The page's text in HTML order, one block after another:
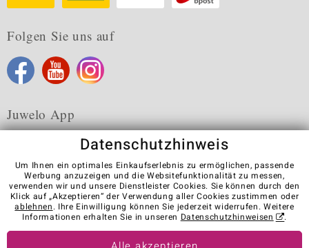
Folgen Sie uns auf
Juwelo App
Karriere AGB Datenschutz Cookies
Impressum
Kontakt
Vertrag widerrufen
Visit our stores in other countries:
Datenschutzhinweis
Um Ihnen ein optimales Einkaufserlebnis zu ermöglichen, passende
Werbung anzuzeigen und die Websitefunktionalität zu messen,
verwenden wir und unsere Dienstleister Cookies. Sie können durch den
Klick auf „Akzeptieren“ der Verwendung aller Cookies zustimmen oder
ablehnen. Ihre Einwilligung können Sie jederzeit widerrufen. Weitere
Informationen erhalten Sie in unseren Datenschutzhinweisen .